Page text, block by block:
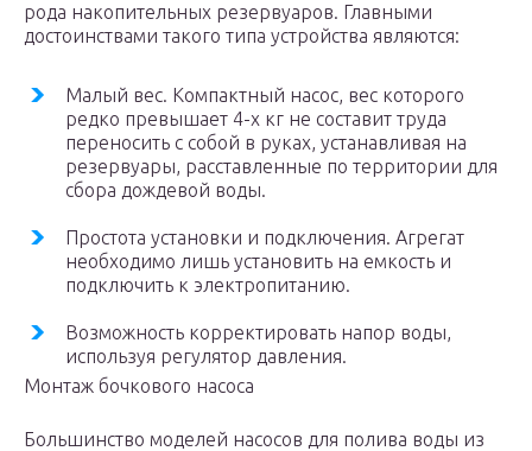
рода накопительных резервуаров. Главными
достоинствами такого типа устройства являются:
Малый вес. Компактный насос, вес которого
редко превышает 4-х кг не составит труда
переносить с собой в руках, устанавливая на
резервуары, расставленные по территории для
сбора дождевой воды.
Простота установки и подключения. Агрегат
необходимо лишь установить на емкость и
подключить к электропитанию.
Возможность корректировать напор воды,
используя регулятор давления.
Монтаж бочкового насоса
Большинство моделей насосов для полива воды из